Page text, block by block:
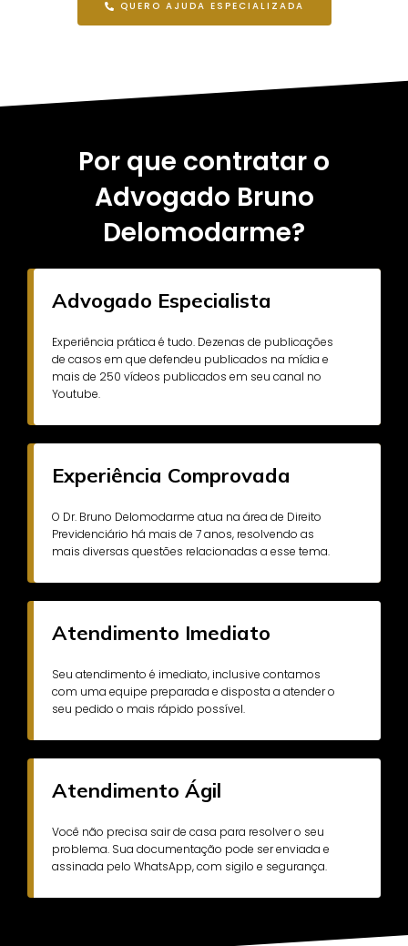
QUERO AJUDA ESPECIALIZADA
Por que contratar o
Advogado Bruno
Delomodarme?
Advogado Especialista
Experiência prática é tudo. Dezenas de publicações
de casos em que defendeu publicados na mídia e
mais de 250 vídeos publicados em seu canal no
Youtube.
Experiência Comprovada
O Dr. Bruno Delomodarme atua na área de Direito
Previdenciário há mais de 7 anos, resolvendo as
mais diversas questões relacionadas a esse tema.
Atendimento Imediato
Seu atendimento é imediato, inclusive contamos
com uma equipe preparada e disposta a atender o
seu pedido o mais rápido possível.
Atendimento Ágil
Você não precisa sair de casa para resolver o seu
problema. Sua documentação pode ser enviada e
assinada pelo WhatsApp, com sigilo e segurança.